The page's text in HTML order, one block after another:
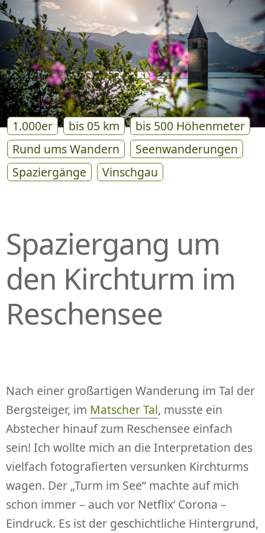
R
I
N
G
E
N
1.000er bis 05 km
bis 500 Höhenmeter
Rund ums Wandern
Seenwanderungen
Spaziergänge
Vinschgau
Spaziergang um
den Kirchturm im
Reschensee
Nach einer großartigen Wanderung im Tal der
Bergsteiger, im Matscher Tal, musste ein
Abstecher hinauf zum Reschensee einfach
sein! Ich wollte mich an die Interpretation des
vielfach fotografierten versunken Kirchturms
wagen. Der „Turm im See“ machte auf mich
schon immer – auch vor Netflix‘ Corona –
Eindruck. Es ist der geschichtliche Hintergrund,